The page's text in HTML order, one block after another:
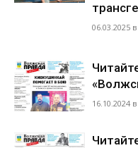
06.03.2025
16.10.2024